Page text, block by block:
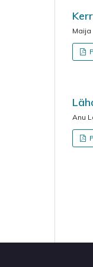
Maija
Anu